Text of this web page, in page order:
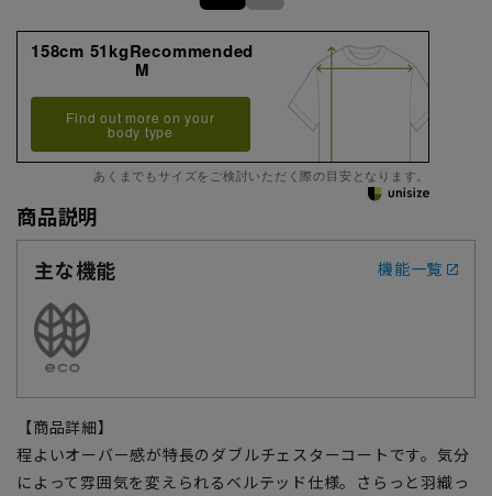
158cm 51kgRecommended
M
Find out more on your
body type
あくまでもサイズをご検討いただく際の目安となります。
商品説明
主な機能
機能一覧
【商品詳細】
程よいオーバー感が特長のダブルチェスターコートです。気分
によって雰囲気を変えられるベルテッド仕様。さらっと羽織っ